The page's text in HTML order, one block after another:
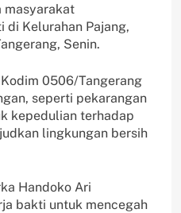
masyarakat
di Kelurahan Pajang,
Senin.
0506/Tangerang
seperti pekarangan
kepedulian terhadap
lingkungan bersih
Handoko Ari
bakti untuk mencegah